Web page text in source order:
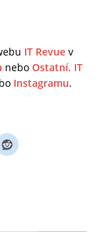
IT Revue v
nebo Ostatní. IT
Instagramu.